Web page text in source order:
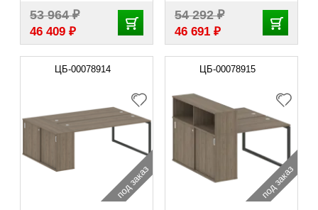
53 964₽
46 409 ₽
54 292₽
46 691 ₽
ЦБ-00078914
под заказ
ЦБ-00078915
под заказ